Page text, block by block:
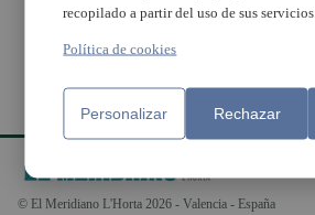
© El Meridiano L'Horta 2026 - Valencia - España
recopilado a partir del uso de sus servicios.
Política de cookies
Personalizar Rechazar